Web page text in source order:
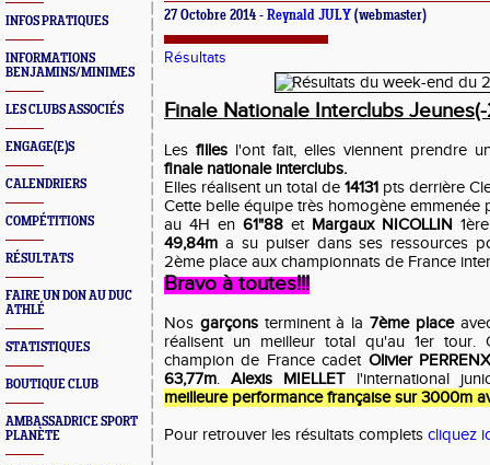
INFOS PRATIQUES
INFORMATIONS
BENJAMINS/MINIMES
LES CLUBS ASSOCIÉS
ENGAGE(E)S
CALENDRIERS
COMPÉTITIONS
RÉSULTATS
FAIRE UN DON AU DUC
ATHLÉ
STATISTIQUES
BOUTIQUE CLUB
AMBASSADRICE SPORT
PLANÈTE
27 Octobre 2014 - Reynald JULY (webmaster)
Résultats
Finale Nationale Interclubs
Les filles l'ont fait, elles viennent prendre
finale nationale interclubs.
Elles réalisent un total de 14131 pts derrière
Cette belle équipe très homogène emmenée
au 4H en 61"88et Margaux NICOLLIN
49,84m a su puiser dans ses ressources
2ème place aux championnats de France
Bravo à toutes!!!
Nos garçons terminent à la7ème place
réalisent un meilleur total qu'au 1er
champion de France cadet Olivier
63,77m.Alexis MIELLET l'international
meilleure performance française sur 3000m
Pour retrouver les résultats complets cliquez